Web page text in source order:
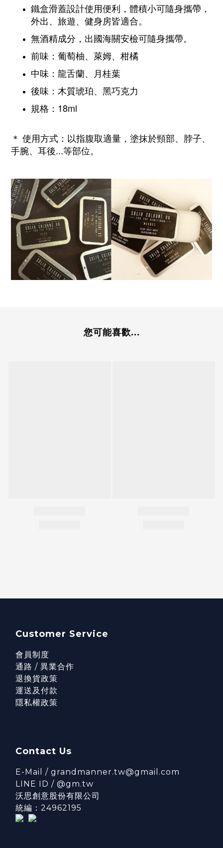
鐵盒滑蓋設計使用便利，體積小可隨身攜帶，
外出、旅遊、健身房皆適合。
無酒精成分，出國海關安檢可隨身攜帶。
前味：葡萄柚、萊姆、柑橘
中味：龍舌蘭、月桂葉
後味：木質琥珀、黑巧克力
規格：18ml
＊ 使用方式：以指腹取適量，塗抹於頸部、脖子、
手腕、耳後...等部位。
您可能喜歡...
Customer Service
會員制度
通路 / 異業合作
退換貨政策
運送及付款
隱私權政策
Contact Us
E-Mail / grandmanner.tw@gmail.com
LINE ID / @gm.tw
沃思創意股份有限公司
統編：24962195